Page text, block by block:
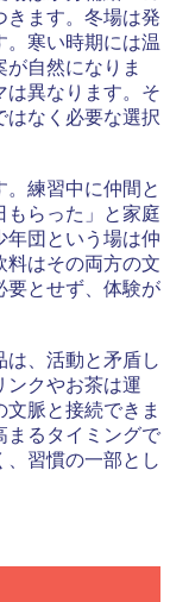
きます。冬場は発
。寒い時期には温
自然になりま
は異なります。そ
はなく必要な選択
。練習中に仲間と
もらった」と家庭
年団という場は仲
料はその両方の文
要とせず、体験が
は、活動と矛盾し
ンクやお茶は運
脈と接続できま
まるタイミングで
、習慣の一部とし